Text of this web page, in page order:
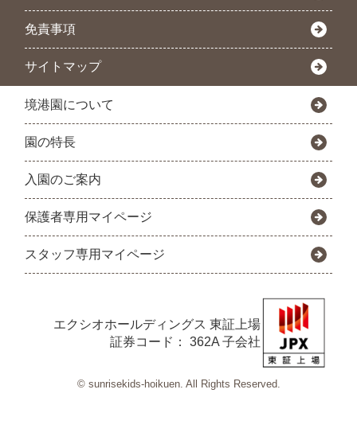
免責事項
サイトマップ
境港園について
園の特長
入園のご案内
保護者専用マイページ
スタッフ専用マイページ
エクシオホールディングス 東証上場
証券コード： 362A 子会社
© sunrisekids-hoikuen. All Rights Reserved.